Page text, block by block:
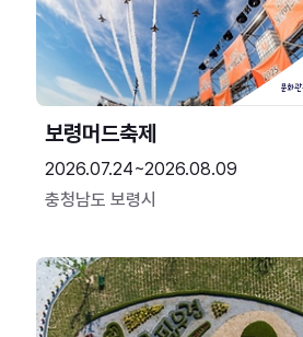
보령머드축제
2026.07.24~2026.08.09
충청남도 보령시